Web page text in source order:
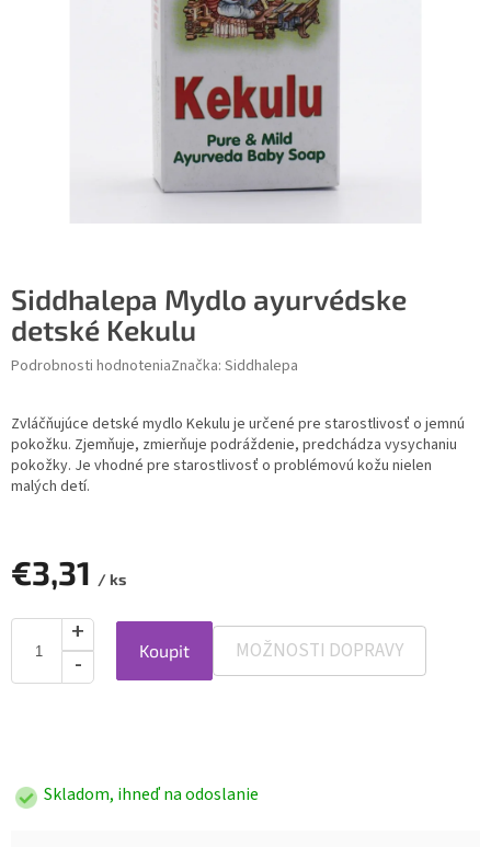
Siddhalepa Mydlo ayurvédske
detské Kekulu
Podrobnosti hodnoteniaZnačka: Siddhalepa
Zvláčňujúce detské mydlo Kekulu je určené pre starostlivosť o jemnú
pokožku. Zjemňuje, zmierňuje podráždenie, predchádza vysychaniu
pokožky. Je vhodné pre starostlivosť o problémovú kožu nielen
malých detí.
€3,31 / ks
Koupit MOŽNOSTI DOPRAVY
Skladom, ihneď na odoslanie